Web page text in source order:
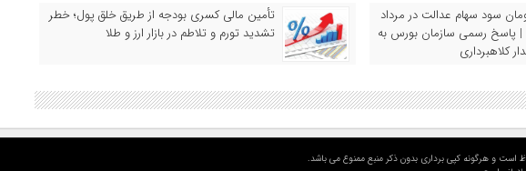
تومان سود سهام عدالت در مرداد
| پاسخ رسمی سازمان بورس به
کلاهبرداری
تأمین مالی کسری بودجه از طریق خلق پول؛ خطر
تشدید تورم و تلاطم در بازار ارز و طلا
و هرگونه کپی برداری بدون ذکر منبع ممنوع می باشد.